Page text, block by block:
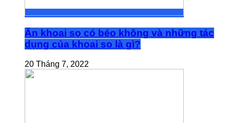
Ăn khoai sọ có béo không và những tác
dụng của khoai sọ là gì?
20 Tháng 7, 2022